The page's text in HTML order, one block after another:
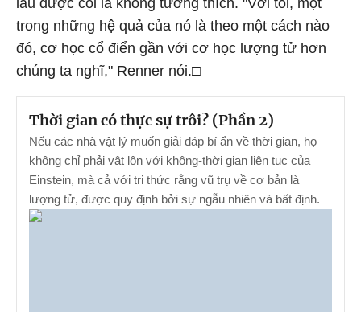
lâu được coi là không tương thích. "Với tôi, một
trong những hệ quả của nó là theo một cách nào
đó, cơ học cổ điển gần với cơ học lượng tử hơn
chúng ta nghĩ," Renner nói.□
Thời gian có thực sự trôi? (Phần 2)
Nếu các nhà vật lý muốn giải đáp bí ẩn về thời gian, họ
không chỉ phải vật lộn với không-thời gian liên tục của
Einstein, mà cả với tri thức rằng vũ trụ về cơ bản là
lượng tử, được quy định bởi sự ngẫu nhiên và bất định.